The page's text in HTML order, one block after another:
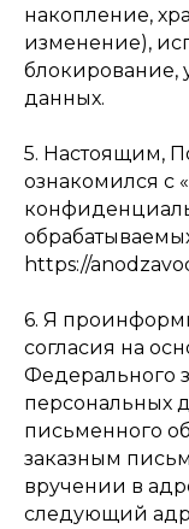
накопление,
изменение),
блокирование,
данных.
5. Настоящим,
ознакомился с
https://
6. Я
согласия на
Федерального
персональных
письменного
заказным
вручении в
следующий